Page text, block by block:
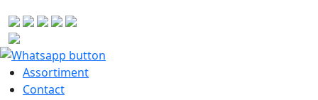
Assortiment
Contact